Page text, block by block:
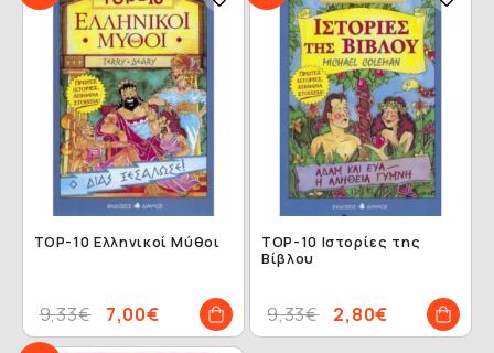
TOP-10 Ελληνικοί Μύθοι
7,00€
9,33€
TOP-10 Ιστορίες της
Βίβλου
2,80€
9,33€